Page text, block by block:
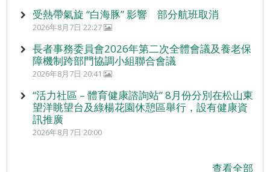
受熱帶氣旋 “白海豚” 影響 部分航班取消
2026年8月7日 22:27
長者事務委員會2026年第二次全體會議及養老保
障機制跨部門協調小組聯合會議
2026年8月7日 20:41
“活力社區 – 體育健康諮詢站” 8月份分別在松山東
望洋眺望台及綠楊花園休憩區舉行，設有健康資
訊推廣
2026年8月7日 20:00
查看全部